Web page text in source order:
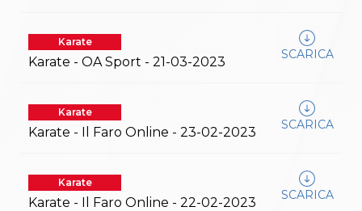
Karate
Karate - OA Sport - 21-03-2023 SCARICA
Karate
Karate - Il Faro Online - 23-02-2023 SCARICA
Karate
Karate - Il Faro Online - 22-02-2023 SCARICA